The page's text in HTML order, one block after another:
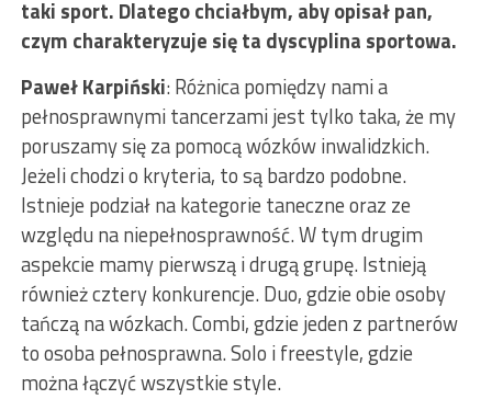
taki sport. Dlatego chciałbym, aby opisał pan,
czym charakteryzuje się ta dyscyplina sportowa.
Paweł Karpiński: Różnica pomiędzy nami a
pełnosprawnymi tancerzami jest tylko taka, że my
poruszamy się za pomocą wózków inwalidzkich.
Jeżeli chodzi o kryteria, to są bardzo podobne.
Istnieje podział na kategorie taneczne oraz ze
względu na niepełnosprawność. W tym drugim
aspekcie mamy pierwszą i drugą grupę. Istnieją
również cztery konkurencje. Duo, gdzie obie osoby
tańczą na wózkach. Combi, gdzie jeden z partnerów
to osoba pełnosprawna. Solo i freestyle, gdzie
można łączyć wszystkie style.